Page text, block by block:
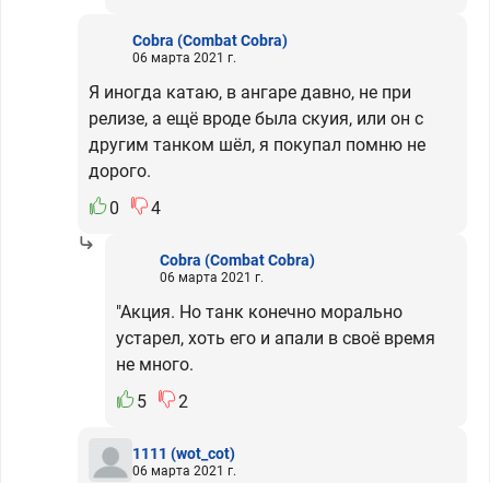
Cobra (Combat Cobra)
06 марта 2021 г.
Я иногда катаю, в ангаре давно, не при
релизе, а ещё вроде была скуия, или он с
другим танком шёл, я покупал помню не
дорого.
0
4
Cobra (Combat Cobra)
06 марта 2021 г.
"Акция. Но танк конечно морально
устарел, хоть его и апали в своё время
не много.
5
2
1111 (wot_cot)
06 марта 2021 г.